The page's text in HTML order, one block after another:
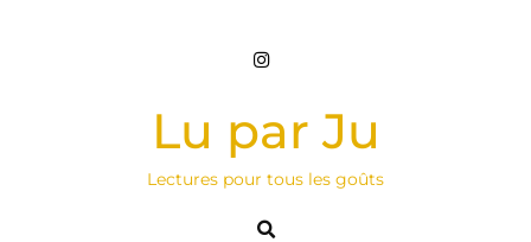
Lu par Ju
Lectures pour tous les goûts